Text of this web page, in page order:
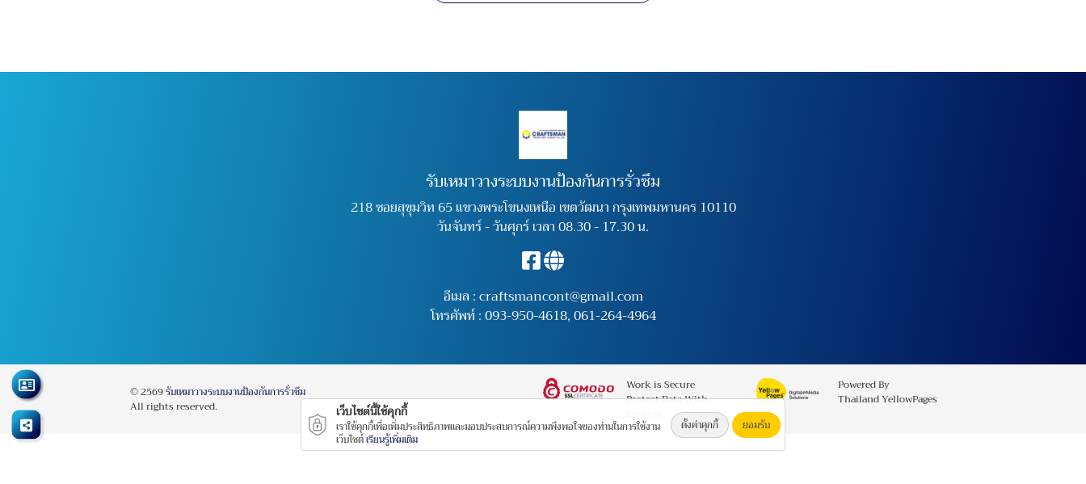
รับเหมาวางระบบงานป้องกันการรั่วซึม
218 ซอยสุขุมวิท 65 แขวงพระโขนงเหนือ เขตวัฒนา กรุงเทพมหานคร 10110
วันจันทร์ - วันศุกร์ เวลา 08.30 - 17.30 น.
อีเมล :craftsmancont@gmail.com
โทรศัพท์ :093-950-4618,061-264-4964
© 2569รับเหมาวางระบบงานป้องกันการรั่วซึม
All rights reserved.
Work is Secure
Protect Data With
Powered By
Thailand YellowPages
เว็บไซต์นี้ใช้คุกกี้
เราใช้คุกกี้เพื่อเพิ่มประสิทธิภาพและมอบประสบการณ์ความพึงพอใจของท่านในการใช้งาน
เว็บไซต์เรียนรู้เพิ่มเติม
ตั้งค่าคุกกี้ ยอมรับ